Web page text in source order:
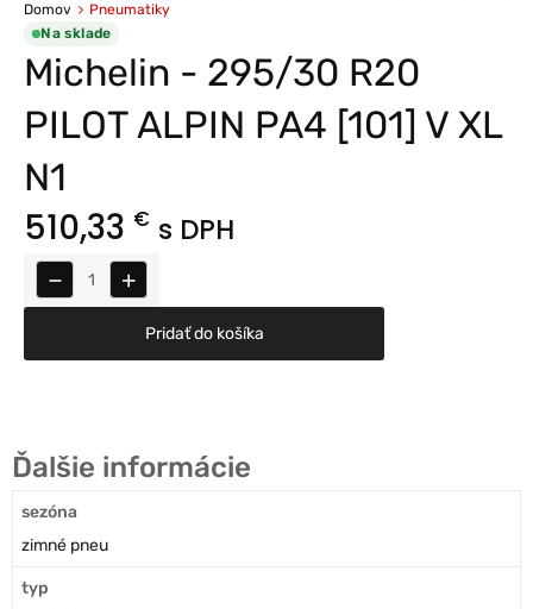
Domov
Pneumatiky
Na sklade
Michelin - 295/30 R20
PILOT ALPIN PA4 [101] V XL
N1
510,33 € s DPH
− +
Pridať do košíka
Ďalšie informácie
sezóna
zimné pneu
typ